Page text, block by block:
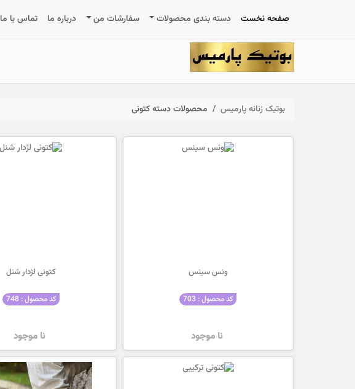
صفحه نخست دسته بندی محصولات سفارشات من درباره ما تماس با ما
بوتیک زنانه پارمیس محصولات دسته کتونی
ونس سینس
کد محصول : 703
نا موجود
کتونی لژدار شنل
کد محصول : 748
نا موجود